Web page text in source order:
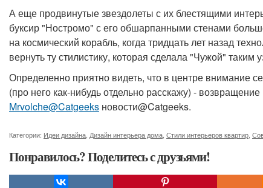
А еще продвинутые звездолеты с их блестящими
буксир "Ностромо" с его обшарпанными стенами
на космический корабль, когда тридцать лет назад
вернуть ту стилистику, которая сделала "Чужой" таким
Определенно приятно видеть, что в центре внимание
(про него как-нибудь отдельно расскажу) -
Mrvolche@Catgeeks новости@Catgeeks.
Категории: Идеи дизайна Дизайн интерьера дома Стили интерьеров квартир
Понравилось? Поделитесь с друзьями!